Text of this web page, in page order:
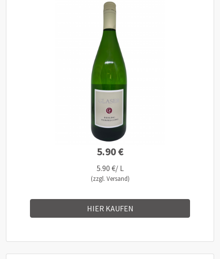
5.90 €
5.90 €/ L
(zzgl. Versand)
HIER KAUFEN